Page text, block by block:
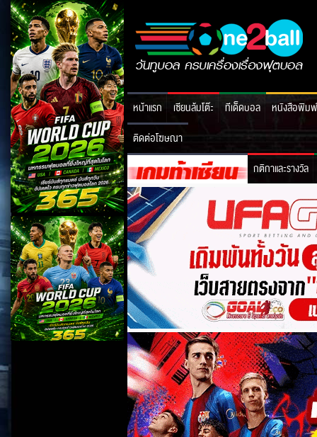
หน้าแรก เซียนล้มโต๊ะ ทีเด็ดบอล
หนังสือพิมพ์
ติดต่อโฆษณา
กติกาและรางวัล